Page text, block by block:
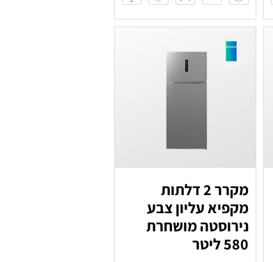
מקרר 2 דלתות
מקפיא עליון צבע
נירוסטה מושחרת
580 ליטר